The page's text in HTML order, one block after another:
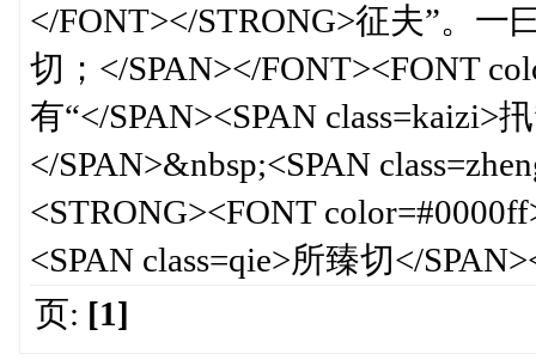
</FONT></STRONG>征夫”。一
切；</SPAN></FONT><FONT
有“</SPAN><SPAN class=kaizi>
</SPAN>&nbsp;<SPAN
<STRONG><FONT
<SPAN class=qie>所臻切</
页: [1]